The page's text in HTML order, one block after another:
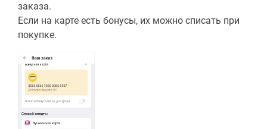
заказа.
Если на карте есть бонусы, их можно списать при
покупке.